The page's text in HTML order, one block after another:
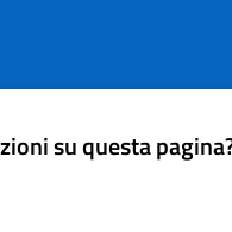
su questa